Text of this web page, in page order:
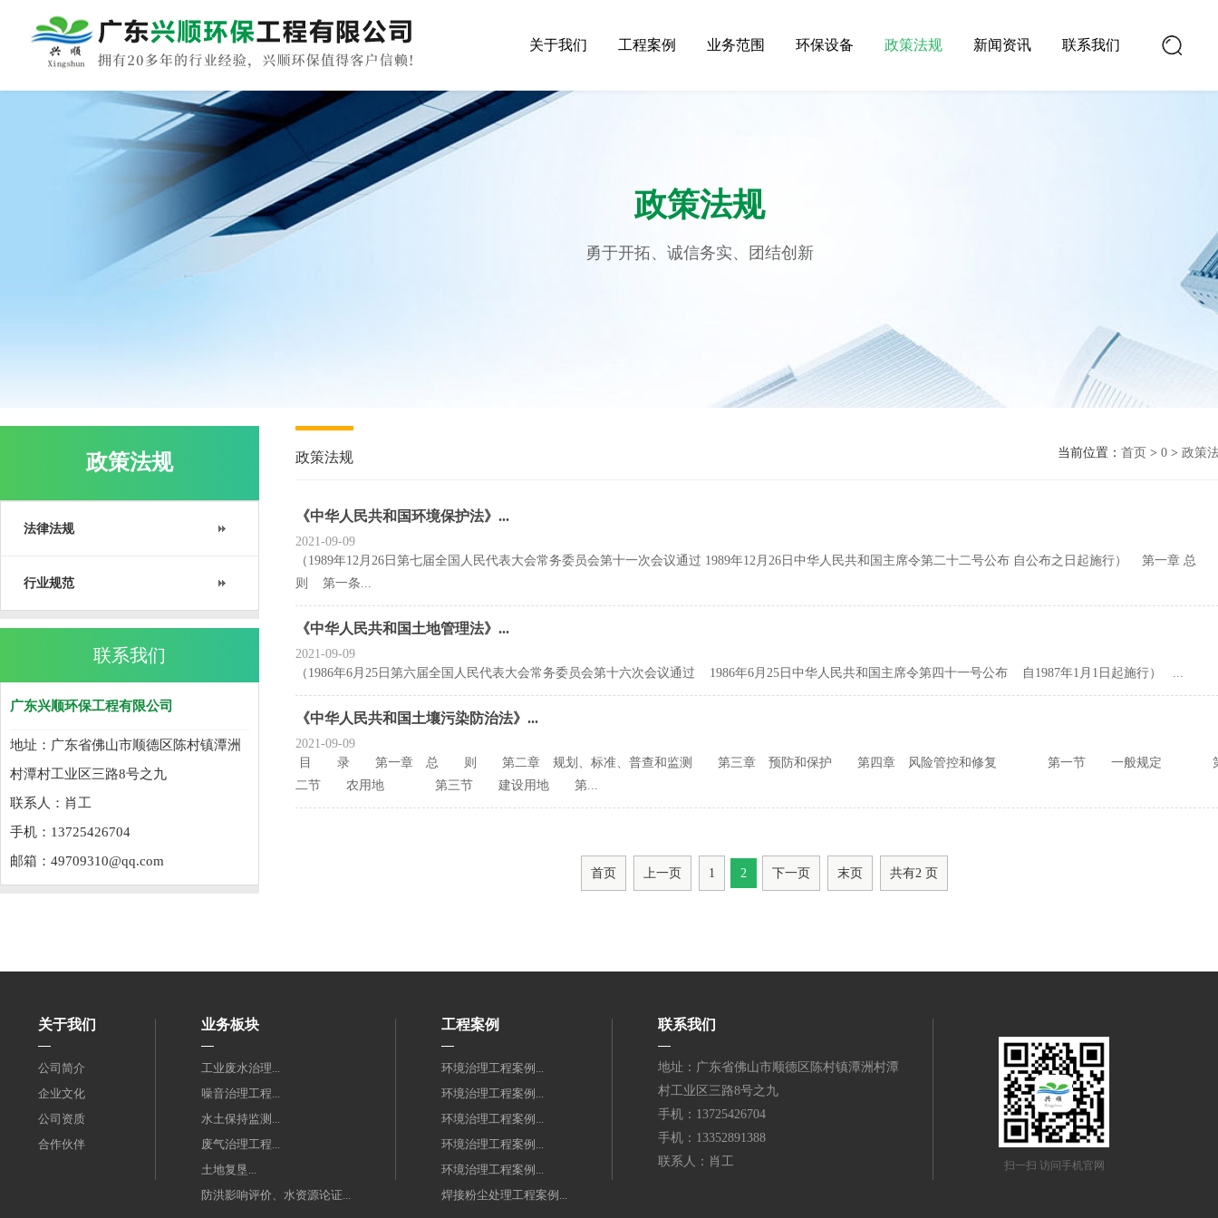
关于我们 工程案例 业务范围 环保设备 政策法规 新闻资讯 联系我们
政策法规
勇于开拓、诚信务实、团结创新
政策法规
法律法规
行业规范
联系我们
广东兴顺环保工程有限公司
地址：广东省佛山市顺德区陈村镇潭洲
村潭村工业区三路8号之九
联系人：肖工
手机：13725426704
邮箱： 49709310@qq.com
政策法规 当前位置： 首页 > 0 > 政策
《中华人民共和国环境保护法》...
2021-09-09
（1989年12月26日第七届全国人民代表大会常务委员会第十一次会议通过 1989年12月26日中华人民共和国主席令第二十二号公布 自公布之日起施行） 第一章 总
则 第一条...
《中华人民共和国土地管理法》...
2021-09-09
（1986年6月25日第六届全国人民代表大会常务委员会第十六次会议通过 1986年6月25日中华人民共和国主席令第四十一号公布 自1987年1月1日起施行） ...
《中华人民共和国土壤污染防治法》...
2021-09-09
目 录 第一章 总 则 第二章 规划、标准、普查和监测 第三章 预防和保护 第四章 风险管控和修复 第一节 一般规定
二节 农用地 第三节 建设用地 第...
首页 上一页 1 2 下一页 末页 共有2页
关于我们
公司简介
企业文化
公司资质
合作伙伴
业务板块
工业废水治理...
噪音治理工程...
水土保持监测...
废气治理工程...
土地复垦...
防洪影响评价、水资源论证...
工程案例
环境治理工程案例...
环境治理工程案例...
环境治理工程案例...
环境治理工程案例...
环境治理工程案例...
焊接粉尘处理工程案例...
联系我们
地址：广东省佛山市顺德区陈村镇潭洲村潭
村工业区三路8号之九
手机：13725426704
手机：13352891388
联系人：肖工
扫一扫 访问手机官网